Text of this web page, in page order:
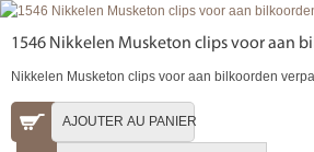
1546 Nikkelen Musketon clips voor aan
Nikkelen Musketon clips voor aan bilkoorden
AJOUTER AU PANIER